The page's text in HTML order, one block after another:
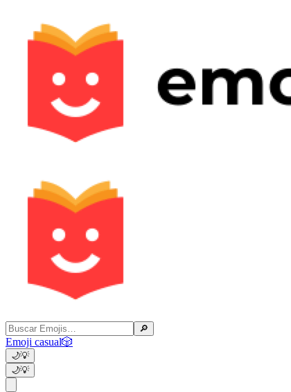
🔎
Emoji casual🎲
🌙💡
🌙💡